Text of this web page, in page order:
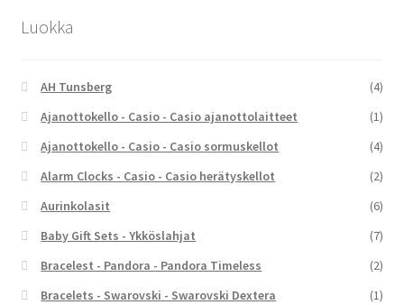
Luokka
AH Tunsberg
(4)
Ajanottokello - Casio - Casio ajanottolaitteet
(1)
Ajanottokello - Casio - Casio sormuskellot
(4)
Alarm Clocks - Casio - Casio herätyskellot
(2)
Aurinkolasit
(6)
Baby Gift Sets - Ykköslahjat
(7)
Bracelest - Pandora - Pandora Timeless
(2)
Bracelets - Swarovski - Swarovski Dextera
(1)